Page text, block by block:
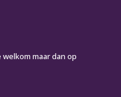
maar dan op